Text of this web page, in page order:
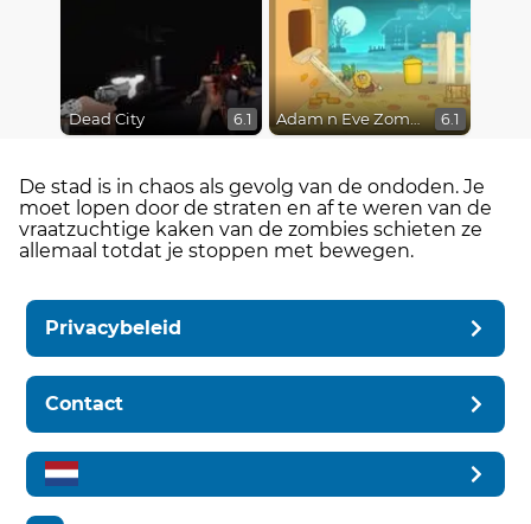
Dead City 6.1 Adam n Eve Zombies 6.1
De stad is in chaos als gevolg van de ondoden. Je
moet lopen door de straten en af ​​te weren van de
vraatzuchtige kaken van de zombies schieten ze
allemaal totdat je stoppen met bewegen.
Privacybeleid
Contact